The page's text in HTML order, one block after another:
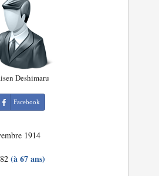
Deshimaru
Facebook
1914
(à 67 ans)